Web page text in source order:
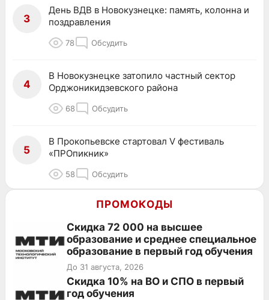
3
День ВДВ в Новокузнецке: память, колонна и
поздравления
78 Обсудить
4
В Новокузнецке затопило частный сектор
Орджоникидзевского района
68 Обсудить
5
В Прокопьевске стартовал V фестиваль
«ПРОпикник»
58 Обсудить
ПРОМОКОДЫ
Скидка 72 000 на высшее
образование и среднее специальное
образование в первый год обучения
До 31 августа, 2026
Скидка 10% на ВО и СПО в первый
год обучения